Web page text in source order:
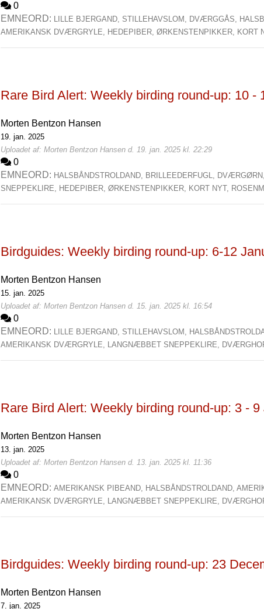
0
EMNEORD: LILLE BJERGAND, STILLEHAVSLOM, DVÆRGGÅS,
AMERIKANSK DVÆRGRYLE, HEDEPIBER,ØRKENSTENPIKKER, KORT
Rare Bird Alert: Weekly birding round-up: 10 -
Morten Bentzon Hansen
19. jan. 2025
Uploadet af: Morten Bentzon Hansen d. 19. jan. 2025 kl. 22:29
0
EMNEORD: HALSBÅNDSTROLDAND, BRILLEEDERFUGL,
SNEPPEKLIRE, HEDEPIBER,ØRKENSTENPIKKER, KORT NYT,
Birdguides: Weekly birding round-up: 6-12
Morten Bentzon Hansen
15. jan. 2025
Uploadet af: Morten Bentzon Hansen d. 15. jan. 2025 kl. 16:54
0
EMNEORD: LILLE BJERGAND, STILLEHAVSLOM,
AMERIKANSK DVÆRGRYLE, LANGNÆBBET SNEPPEKLIRE,
Rare Bird Alert: Weekly birding round-up: 3 - 9
Morten Bentzon Hansen
13. jan. 2025
Uploadet af: Morten Bentzon Hansen d. 13. jan. 2025 kl. 11:36
0
EMNEORD:AMERIKANSK PIBEAND, HALSBÅNDSTROLDAND,
AMERIKANSK DVÆRGRYLE, LANGNÆBBET SNEPPEKLIRE,
Birdguides: Weekly birding round-up: 23
Morten Bentzon Hansen
7. jan. 2025